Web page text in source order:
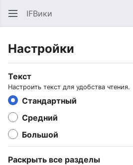
IFВики
Настройки
Текст
Настроить текст для удобства чтения.
Стандартный
Средний
Большой
Раскрыть все разделы